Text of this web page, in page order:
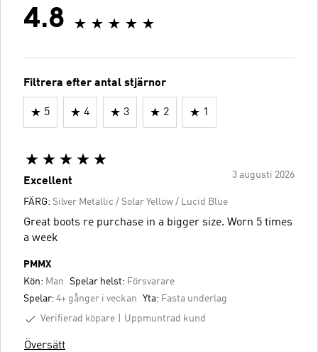
4.8
Filtrera efter antal stjärnor
5 4 3 2 1
3 augusti 2026
Excellent
FÄRG: Silver Metallic / Solar Yellow / Lucid Blue
Great boots re purchase in a bigger size. Worn 5 times
a week
PMMX
Kön: Man Spelar helst: Försvarare
Spelar: 4+ gånger i veckan Yta: Fasta underlag
Verifierad köpare
Uppmuntrad kund
Översätt